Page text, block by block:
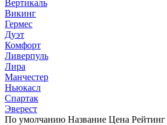
Вертикаль
Викинг
Гермес
Дуэт
Комфорт
Ливерпуль
Лира
Манчестер
Ньюкасл
Спартак
Эверест
По умолчанию Название Цена Рейтинг